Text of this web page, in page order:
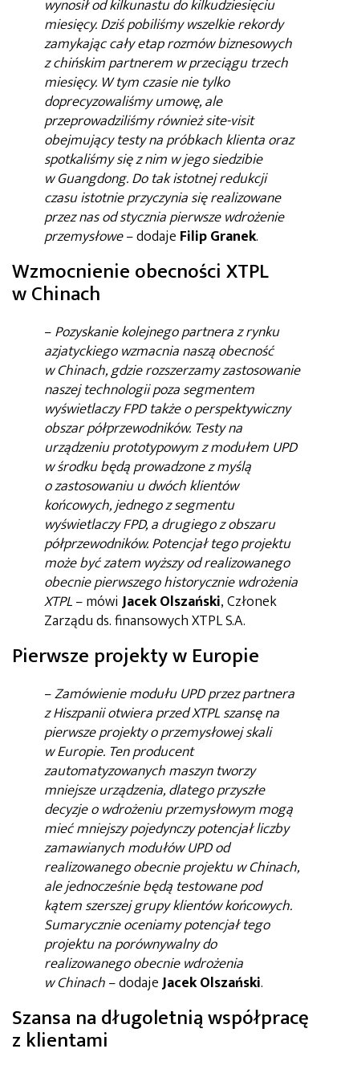
wynosił od kilkunastu do kilkudziesięciu
miesięcy. Dziś pobiliśmy wszelkie rekordy
zamykając cały etap rozmów biznesowych
z chińskim partnerem w przeciągu trzech
miesięcy. W tym czasie nie tylko
doprecyzowaliśmy umowę, ale
przeprowadziliśmy również site-visit
obejmujący testy na próbkach klienta oraz
spotkaliśmy się z nim w jego siedzibie
w Guangdong. Do tak istotnej redukcji
czasu istotnie przyczynia się realizowane
przez nas od stycznia pierwsze wdrożenie
przemysłowe– dodaje Filip Granek.
Wzmocnienie obecności XTPL
w Chinach
–Pozyskanie kolejnego partnera z rynku
azjatyckiego wzmacnia naszą obecność
w Chinach, gdzie rozszerzamy zastosowanie
naszej technologii poza segmentem
wyświetlaczy FPD także o perspektywiczny
obszar półprzewodników. Testy na
urządzeniu prototypowym z modułem UPD
w środku będą prowadzone z myślą
o zastosowaniu u dwóch klientów
końcowych, jednego z segmentu
wyświetlaczy FPD, a drugiego z obszaru
półprzewodników. Potencjał tego projektu
może być zatem wyższy od realizowanego
obecnie pierwszego historycznie wdrożenia
XTPL– mówi Jacek Olszański, Członek
Zarządu ds. finansowych XTPL S.A.
Pierwsze projekty w Europie
–Zamówienie modułu UPD przez partnera
z Hiszpanii otwiera przed XTPL szansę na
pierwsze projekty o przemysłowej skali
w Europie. Ten producent
zautomatyzowanych maszyn tworzy
mniejsze urządzenia, dlatego przyszłe
decyzje o wdrożeniu przemysłowym mogą
mieć mniejszy pojedynczy potencjał liczby
zamawianych modułów UPD od
realizowanego obecnie projektu w Chinach,
ale jednocześnie będą testowane pod
kątem szerszej grupy klientów końcowych.
Sumarycznie oceniamy potencjał tego
projektu na porównywalny do
realizowanego obecnie wdrożenia
w Chinach– dodajeJacek Olszański.
Szansa na długoletnią współpracę
z klientami